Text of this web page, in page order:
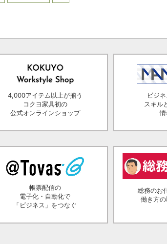
4,000アイテム以上が揃う
コクヨ家具初の
公式オンラインショップ
ビジ
スキル
帳票配信の
電子化・自動化で
「ビジネス」をつなぐ
総務のお
働き方